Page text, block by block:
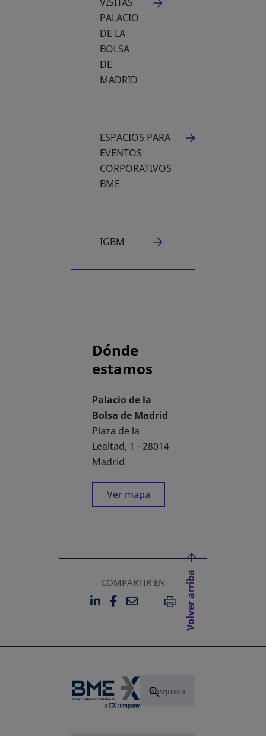
PALACIO
DE LA
BOLSA
DE
MADRID
ESPACIOS PARA
EVENTOS
CORPORATIVOS
BME
IGBM
SE ABRE EN UNA PESTAÑA NUEVA
Dónde
estamos
Palacio de la
Bolsa de Madrid
Plaza de la
Lealtad, 1 - 28014
Madrid
Ver mapase abre en una pestaña nueva
COMPARTIR EN
LINKEDIN
SE ABRE EN UNA PESTAÑA
FACEBOOK
SE ABRE EN UNA
EMAILIMPRIMIR
Volver arriba